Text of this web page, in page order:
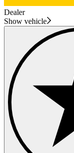
Dealer
Show vehicle